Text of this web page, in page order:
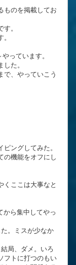
ものを掲載してお
。
っています。
た。
で、やっていこう
ングしてみた。
の機能をオフにし
くここは大事なと
ら集中してやっ
。ミスが少なか
局、ダメ。いろ
フトに打つのもい